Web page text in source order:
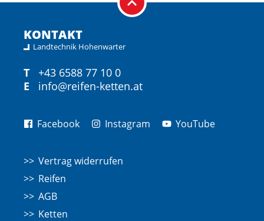
KONTAKT
Landtechnik Hohenwarter
T
+43 6588 77 10 0
E
info@reifen-ketten.at
Facebook Instagram YouTube
Vertrag widerrufen
Reifen
AGB
Ketten